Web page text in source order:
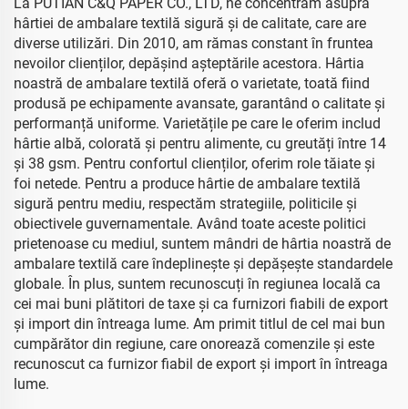
hârtiei de ambalare textilă sigură și de calitate, care are
diverse utilizări. Din 2010, am rămas constant în fruntea
nevoilor clienților, depășind așteptările acestora. Hârtia
noastră de ambalare textilă oferă o varietate, toată fiind
produsă pe echipamente avansate, garantând o calitate și
performanță uniforme. Varietățile pe care le oferim includ
hârtie albă, colorată și pentru alimente, cu greutăți între 14
și 38 gsm. Pentru confortul clienților, oferim role tăiate și
foi netede. Pentru a produce hârtie de ambalare textilă
sigură pentru mediu, respectăm strategiile, politicile și
obiectivele guvernamentale. Având toate aceste politici
prietenoase cu mediul, suntem mândri de hârtia noastră de
ambalare textilă care îndeplinește și depășește standardele
globale. În plus, suntem recunoscuți în regiunea locală ca
cei mai buni plătitori de taxe și ca furnizori fiabili de export
și import din întreaga lume. Am primit titlul de cel mai bun
cumpărător din regiune, care onorează comenzile și este
recunoscut ca furnizor fiabil de export și import în întreaga
lume.